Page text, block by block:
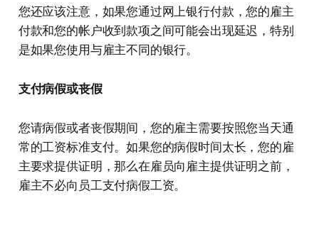
您还应该注意，如果您通过网上银行付款，您的雇主
付款和您的帐户收到款项之间可能会出现延迟，特别
是如果您使用与雇主不同的银行。
支付病假或丧假
您请病假或者丧假期间，您的雇主需要按照您当天通
常的工资标准支付。如果您的病假时间太长，您的雇
主要求提供证明，那么在雇员向雇主提供证明之前，
雇主不必向员工支付病假工资。